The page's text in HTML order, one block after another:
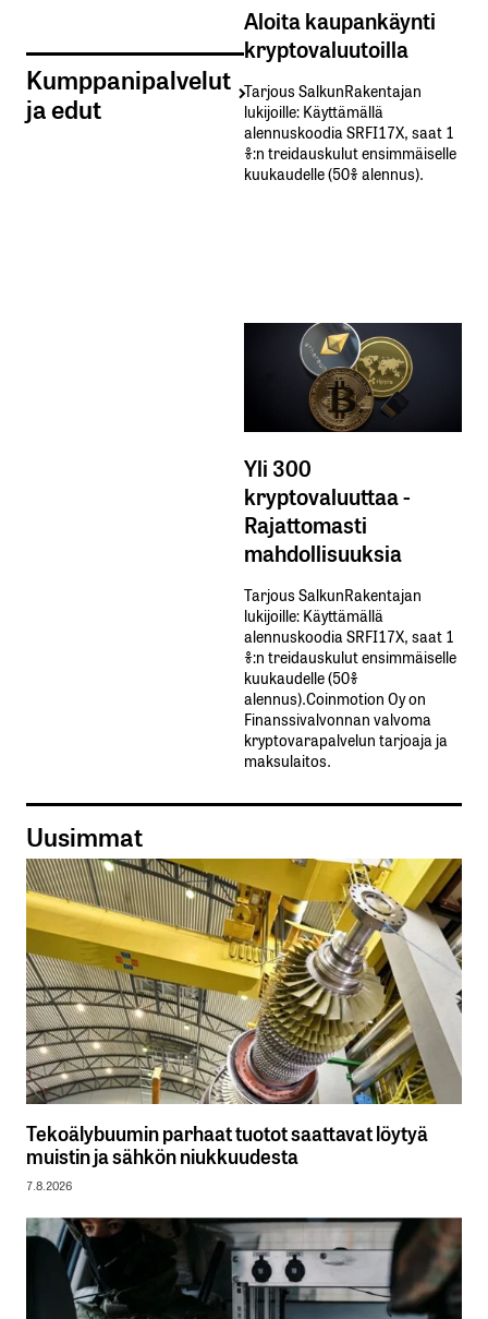
Kumppanipalvelut
ja edut
Aloita kaupankäynti
kryptovaluutoilla
Tarjous SalkunRakentajan
lukijoille: Käyttämällä​ ​
alennuskoodia​ ​SRFI17X,​ ​saat​ ​1
%:n treidauskulut​ ​ensimmäiselle​ ​
kuukaudelle​ ​(50%​ ​alennus).
Yli 300
kryptovaluuttaa -
Rajattomasti
mahdollisuuksia
Tarjous SalkunRakentajan
lukijoille: Käyttämällä​ ​
alennuskoodia​ ​SRFI17X,​ ​saat​ ​1
%:n treidauskulut​ ​ensimmäiselle​ ​
kuukaudelle​ ​(50%​ ​
alennus).Coinmotion Oy on
Finanssivalvonnan valvoma
kryptovarapalvelun tarjoaja ja
maksulaitos.
Uusimmat
Tekoälybuumin parhaat tuotot saattavat löytyä
muistin ja sähkön niukkuudesta
7.8.2026